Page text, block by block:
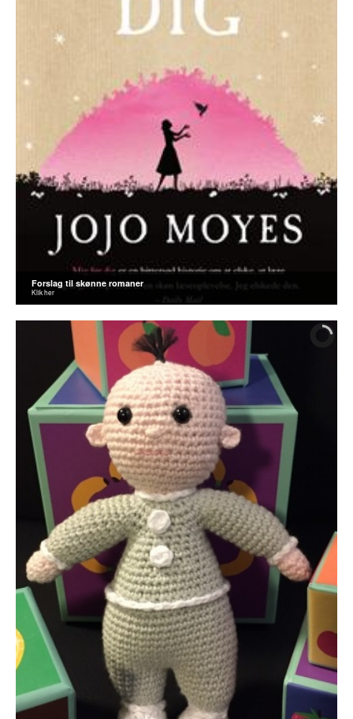
Forslag til skønne romaner
Klik her